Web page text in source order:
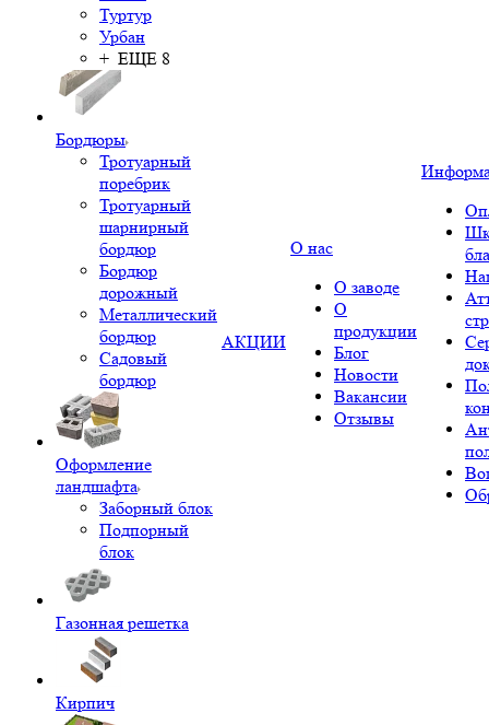
Туртур
Урбан
+ ЕЩЕ 8
Бордюры
Тротуарный
поребрик
Тротуарный
шарнирный
бордюр
Бордюр
дорожный
Металлический
бордюр
Садовый
бордюр
Оформление
ландшафта
Заборный блок
Подпорный
блок
Газонная решетка
Кирпич
АКЦИИ
О нас
О заводе
О
продукции
Блог
Новости
Вакансии
Отзывы